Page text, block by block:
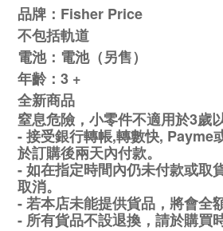
品牌：Fisher Price
不包括軌道
電池：電池（另售）
年齡：3 +
全新商品
窒息危險，小零件不適用於3歲
-接受銀行轉帳,轉數快, Payme
於訂購後兩天內付款。
-如在指定時間內仍未付款或取
取消。
-若本店未能提供貨品，將會全
- 所有貨品不設退換，請於購買